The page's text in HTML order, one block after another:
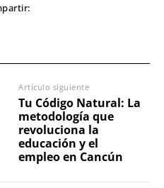
Artículo siguiente
Tu Código Natural: La
metodología que
revoluciona la
educación y el
empleo en Cancún